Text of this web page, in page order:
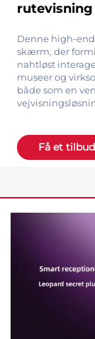
Denne high-
skærm, der
nahtløst
museer og
både som en
Få et tilbud